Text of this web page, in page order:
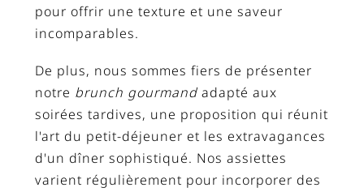
pour offrir une texture et une saveur
incomparables.
De plus, nous sommes fiers de présenter
notre brunch gourmandadapté aux
soirées tardives, une proposition qui réunit
l'art du petit-déjeuner et les extravagances
d'un dîner sophistiqué. Nos assiettes
varient régulièrement pour incorporer des